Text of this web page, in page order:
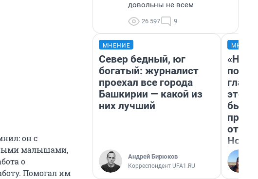
он с
малышами,
о
Помогал им
довольны не всем
26 597 9
МНЕНИЕ
Север бедный, юг
богатый: журналист
проехал все города
Башкирии — какой из
них лучший
Андрей Бирюков
Корреспондент UFA1.RU
этого
бьет